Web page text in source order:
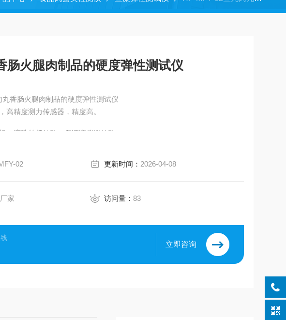
肠火腿肉制品的硬度弹性测试仪
丸香肠火腿肉制品的硬度弹性测试仪
高精度测力传感器，精度高。
，滚珠丝杆传动，保证该仪器传动。
02 更新时间： 2026-04-08
家 访问量： 83
立即咨询